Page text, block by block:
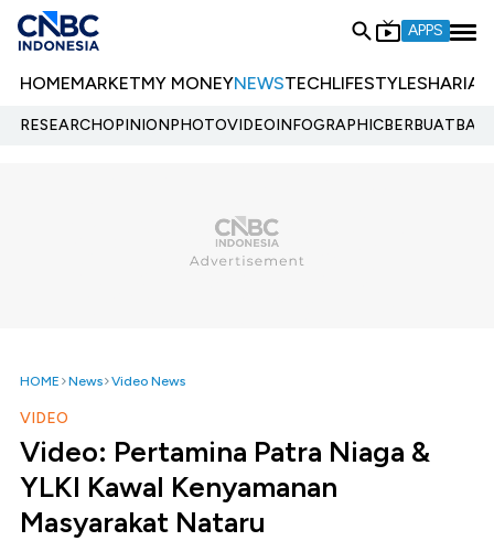
APPS
HOMEMARKETMY MONEYNEWSTECHLIFESTYLESHARIA
RESEARCHOPINIONPHOTOVIDEOINFOGRAPHIC
HOME News Video News
VIDEO
Video: Pertamina Patra Niaga &
YLKI Kawal Kenyamanan
Masyarakat Nataru